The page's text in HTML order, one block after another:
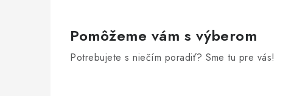
Pomôžeme vám s výberom
Potrebujete s niečím poradiť? Sme tu pre vás!